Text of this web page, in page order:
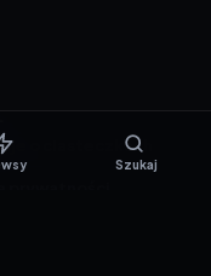
o ciasteczkach
Szukaj